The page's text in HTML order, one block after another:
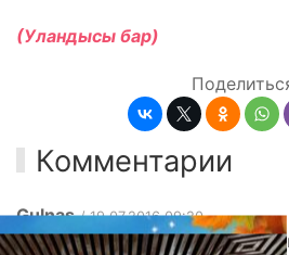
(Уландысы бар)
Комментарии
Gulnas / 19.07.2016 09:20
Саламатсызбы.менин суроом